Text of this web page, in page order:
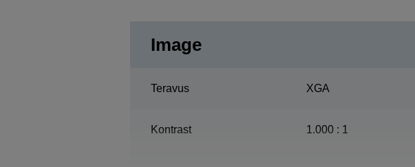
Image
Teravus XGA
Kontrast 1.000 : 1